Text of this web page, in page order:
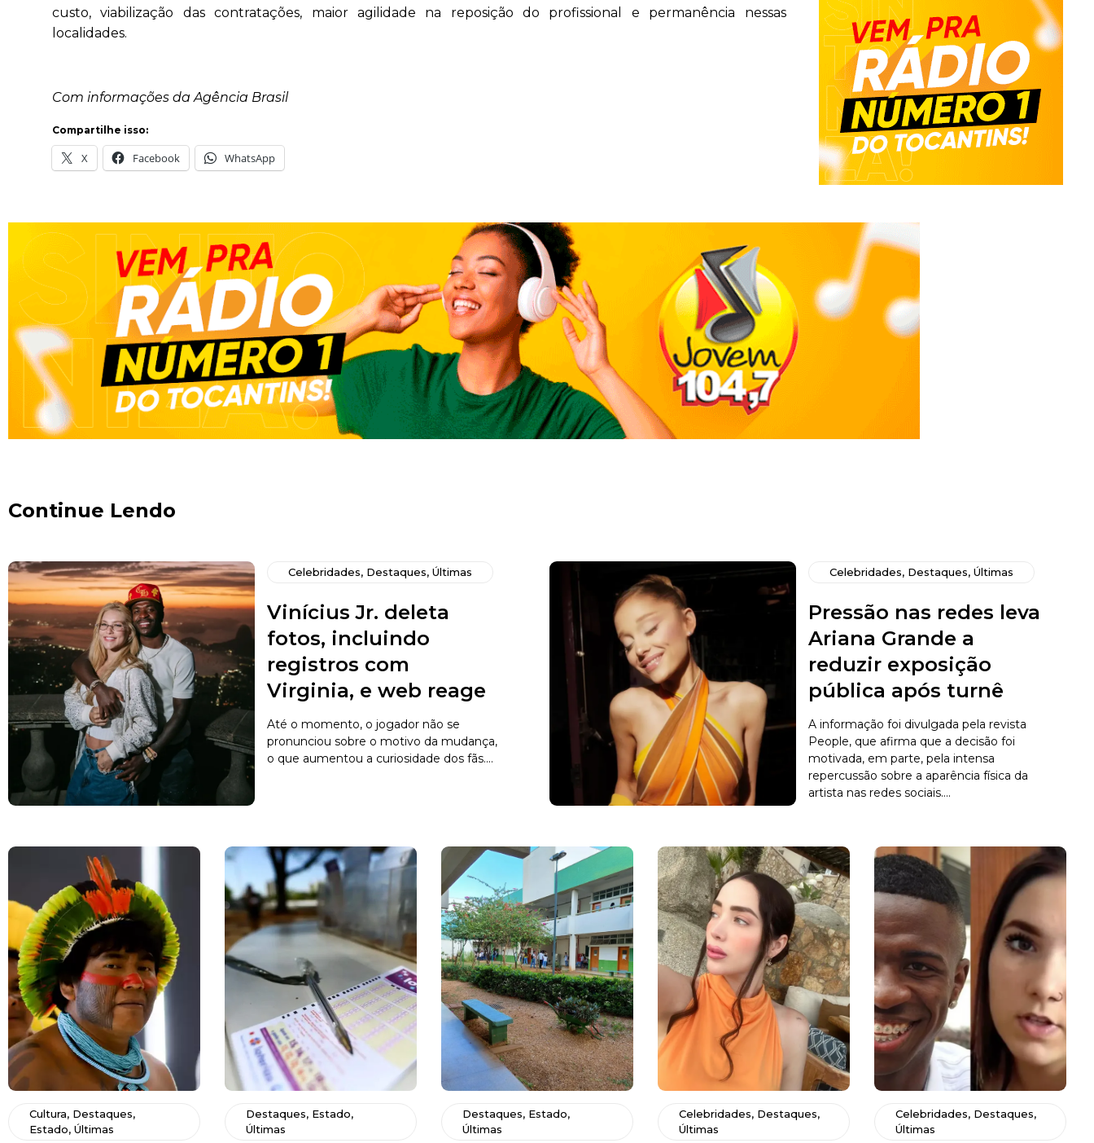
custo, viabilização das contratações, maior agilidade na reposição do profissional e permanência nessas
localidades.
Com informações da Agência Brasil
Compartilhe isso:
X Facebook WhatsApp
Continue Lendo
Celebridades, Destaques, Últimas
Vinícius Jr. deleta
fotos, incluindo
registros com
Virginia, e web reage
Até o momento, o jogador não se
pronunciou sobre o motivo da mudança,
o que aumentou a curiosidade dos fãs....
Celebridades, Destaques, Últimas
Pressão nas redes leva
Ariana Grande a
reduzir exposição
pública após turnê
A informação foi divulgada pela revista
People, que afirma que a decisão foi
motivada, em parte, pela intensa
repercussão sobre a aparência física da
artista nas redes sociais....
Cultura, Destaques,
Estado, Últimas
Destaques, Estado,
Últimas
Destaques, Estado,
Últimas
Celebridades, Destaques,
Últimas
Celebridades, Destaques,
Últimas